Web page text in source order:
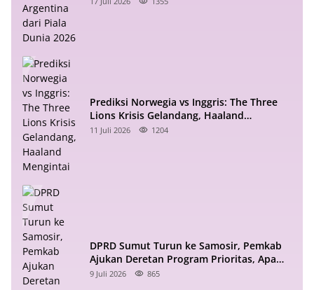
Prediksi Norwegia vs Inggris: The Three
Lions Krisis Gelandang, Haaland
Mengintai
11 Juli 2026 1204
DPRD Sumut Turun ke Samosir, Pemkab
Ajukan Deretan Program Prioritas, Apa
Saja?
9 Juli 2026 865